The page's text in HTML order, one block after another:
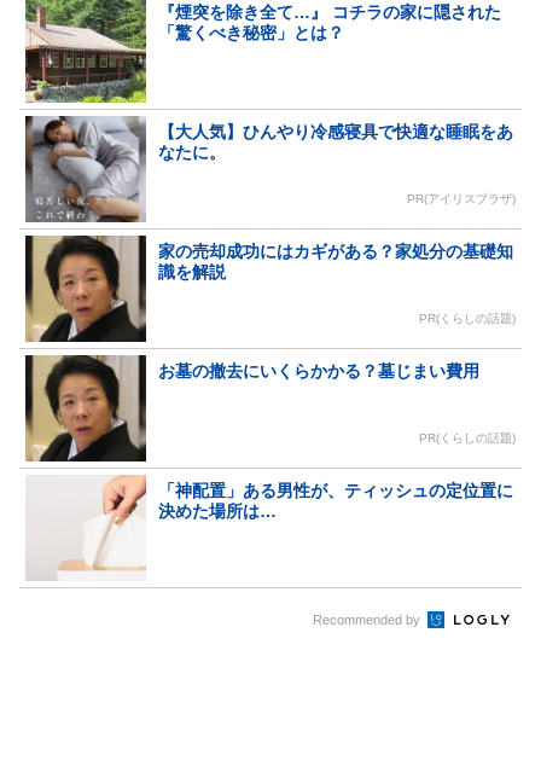
『煙突を除き全て…』 コチラの家に隠された
「驚くべき秘密」とは？
【大人気】ひんやり冷感寝具で快適な睡眠をあ
なたに。
PR(アイリスプラザ)
家の売却成功にはカギがある？家処分の基礎知
識を解説
PR(くらしの話題)
お墓の撤去にいくらかかる？墓じまい費用
PR(くらしの話題)
「神配置」ある男性が、ティッシュの定位置に
決めた場所は…
Recommended by